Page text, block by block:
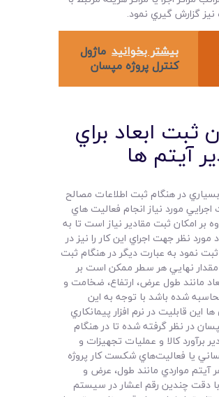
نيز گزارش گيري نمود.
بیشتر بخوانید ماژول
کنترل پروژه مپسان
ثبت ابعاد براي
آيتم ها
بسياري در هنگام ثبت اطلاعات مصالح
مورد نياز انجام فعاليت هاي
بر امکان ثبت مقادير نياز است تا به
مورد نظر جهت اجراي اين کار را نيز در
نمود به عبارت ديگر در هنگام ثبت
مقدار نهايي هر سطر ممکن است بر
مانند طول عرض، ارتفاع، ضخامت و
شده باشد با توجه به اين
اين قابليت در نرم افزار پيمانکاري
در نظر گرفته شده تا در هنگام
برآورد کالا و عمليات تجهيزات و
يا فعاليت‌هاي شکست کار پروژه
آيتم مواردي مانند طول، عرض و
با دقت چندين رقم اعشار در سيستم